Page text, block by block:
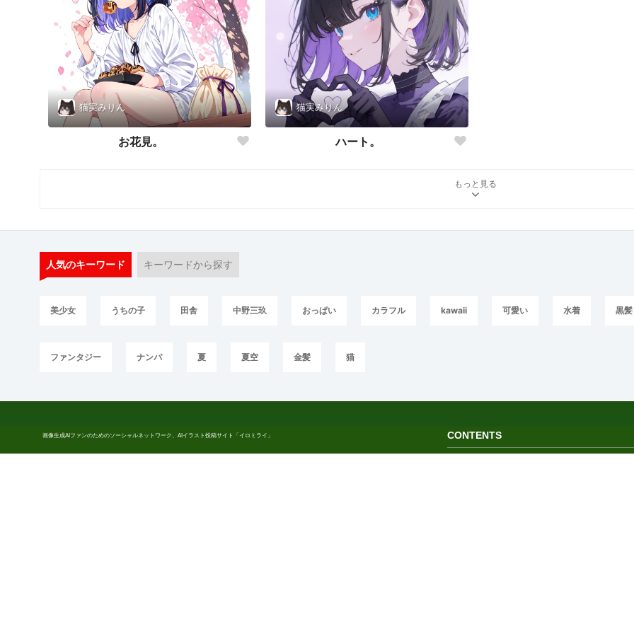
猫実みりん
お花見。
猫実みりん
ハート。
もっと見る
人気のキーワード キーワードから探す
美少女 うちの子 田舎 中野三玖 おっぱい カラフル kawaii 可愛い 水着 黒髪
ファンタジー ナンパ 夏 夏空 金髪 猫
画像生成AIファンのためのソーシャルネットワーク、AIイラスト投稿サイト「イロミライ」 CONTENTS